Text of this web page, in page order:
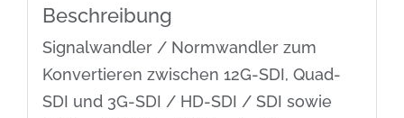
Beschreibung
Signalwandler / Normwandler zum
Konvertieren zwischen 12G-SDI, Quad-
SDI und 3G-SDI / HD-SDI / SDI sowie